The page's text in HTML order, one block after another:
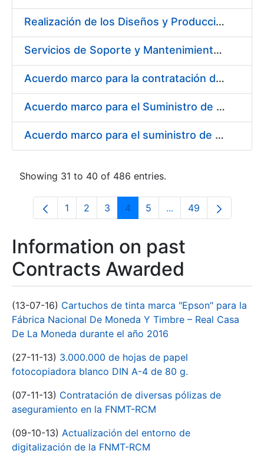
Realización de los Diseños y Producción del Material Gráfico, en sus diferentes formatos y dispositivos, para la correcta comunicación, tanto interna como externa, de la entidad pública empresarial, Fábrica Nacional de Moneda y Timbre-Real Casa de la Moneda (FNMT-RCM)
Servicios de Soporte y Mantenimiento Integral (correctivo, preventivo, evolutivo) del Sistema de Gestión del Ciclo de Vida de las Aplicaciones en el Área de Desarrollo de CERES
Acuerdo marco para la contratación del suministro de material de informática para equipos de producción
Acuerdo marco para el Suministro de Consumibles Informáticos
Acuerdo marco para el suministro de material de filtración
Showing 31 to 40 of 486 entries.
Page
1 Page
2 Page
3 Page
4 Page
5 ...Intermediate Pages
Page
49
Information on past
Contracts Awarded
(13-07-16) Cartuchos de tinta marca "Epson" para la
Fábrica Nacional De Moneda Y Timbre – Real Casa
De La Moneda durante el año 2016
(27-11-13) 3.000.000 de hojas de papel
fotocopiadora blanco DIN A-4 de 80 g.
(07-11-13) Contratación de diversas pólizas de
aseguramiento en la FNMT-RCM
(09-10-13) Actualización del entorno de
digitalización de la FNMT-RCM